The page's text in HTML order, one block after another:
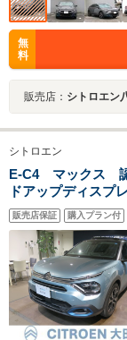
無
料
販売店： シトロエン
シトロエン
E-C4 マックス
ドアップディス
SDナビ バックカ
ール スマートキ
販売店保証 購入プラン付